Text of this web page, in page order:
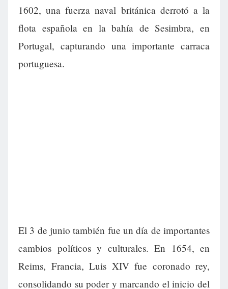
1602, una fuerza naval británica derrotó a la
flota española en la bahía de Sesimbra, en
Portugal, capturando una importante carraca
portuguesa.
El 3 de junio también fue un día de importantes
cambios políticos y culturales. En 1654, en
Reims, Francia, Luis XIV fue coronado rey,
consolidando su poder y marcando el inicio del